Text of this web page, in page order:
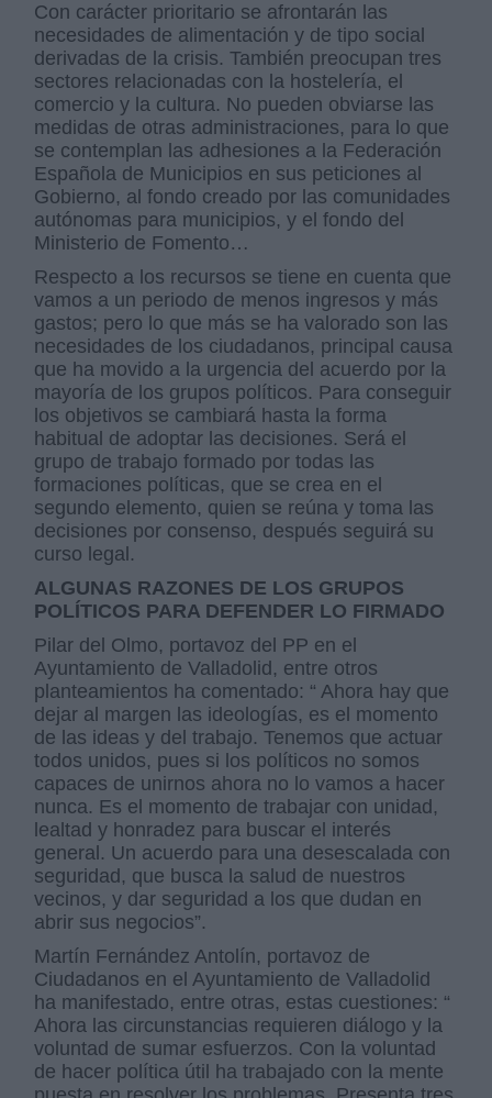
Con carácter prioritario se afrontarán las
necesidades de alimentación y de tipo social
derivadas de la crisis. También preocupan tres
sectores relacionadas con la hostelería, el
comercio y la cultura. No pueden obviarse las
medidas de otras administraciones, para lo que
se contemplan las adhesiones a la Federación
Española de Municipios en sus peticiones al
Gobierno, al fondo creado por las comunidades
autónomas para municipios, y el fondo del
Ministerio de Fomento…
Respecto a los recursos se tiene en cuenta que
vamos a un periodo de menos ingresos y más
gastos; pero lo que más se ha valorado son las
necesidades de los ciudadanos, principal causa
que ha movido a la urgencia del acuerdo por la
mayoría de los grupos políticos. Para conseguir
los objetivos se cambiará hasta la forma
habitual de adoptar las decisiones. Será el
grupo de trabajo formado por todas las
formaciones políticas, que se crea en el
segundo elemento, quien se reúna y toma las
decisiones por consenso, después seguirá su
curso legal.
ALGUNAS RAZONES DE LOS GRUPOS
POLÍTICOS PARA DEFENDER LO FIRMADO
Pilar del Olmo, portavoz del PP en el
Ayuntamiento de Valladolid, entre otros
planteamientos ha comentado: “ Ahora hay que
dejar al margen las ideologías, es el momento
de las ideas y del trabajo. Tenemos que actuar
todos unidos, pues si los políticos no somos
capaces de unirnos ahora no lo vamos a hacer
nunca. Es el momento de trabajar con unidad,
lealtad y honradez para buscar el interés
general. Un acuerdo para una desescalada con
seguridad, que busca la salud de nuestros
vecinos, y dar seguridad a los que dudan en
abrir sus negocios”.
Martín Fernández Antolín, portavoz de
Ciudadanos en el Ayuntamiento de Valladolid
ha manifestado, entre otras, estas cuestiones: “
Ahora las circunstancias requieren diálogo y la
voluntad de sumar esfuerzos. Con la voluntad
de hacer política útil ha trabajado con la mente